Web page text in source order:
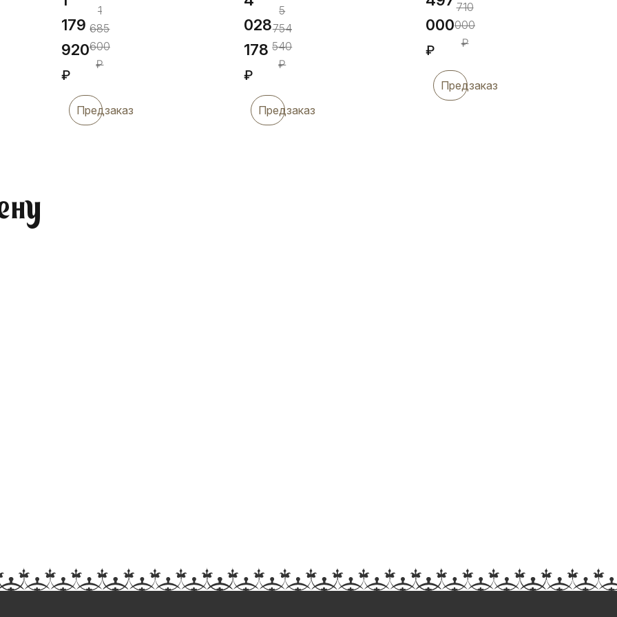
179
920
₽
1
685
600
₽
Предзаказ
028
178
₽
5
754
540
₽
Предзаказ
000
₽
710
000
₽
Предзаказ